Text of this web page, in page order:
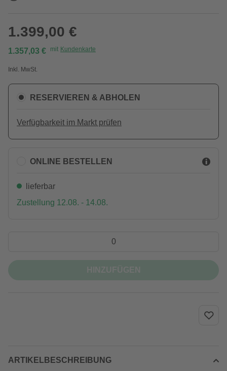
1.399,00 €
1.357,03 € mit Kundenkarte
Inkl. MwSt.
RESERVIEREN & ABHOLEN
Verfügbarkeit im Markt prüfen
ONLINE BESTELLEN
lieferbar
Zustellung 12.08. - 14.08.
ARTIKELBESCHREIBUNG